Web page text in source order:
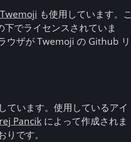
Twemoji も使用しています。こ
下でライセンスされていま
ウザが Twemoji の Github リ
ています。使用しているアイ
Pancikによって作成されま
です。